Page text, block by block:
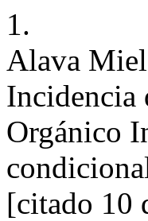
1.
Alava
Incidencia
Orgánico
[citado 10